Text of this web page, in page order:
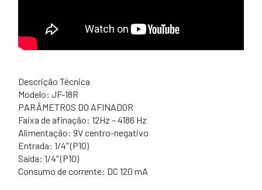
Descrição Técnica
Modelo: JF-18R
PARÂMETROS DO AFINADOR
Faixa de afinação: 12Hz – 4186 Hz
Alimentação: 9V centro-negativo
Entrada: 1/4" (P10)
Saída: 1/4" (P10)
Consumo de corrente: DC 120 mA